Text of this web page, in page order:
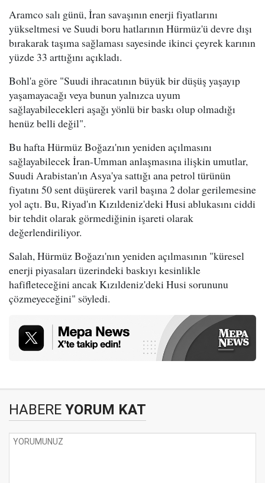
Aramco salı günü, İran savaşının enerji fiyatlarını
yükseltmesi ve Suudi boru hatlarının Hürmüz'ü devre dışı
bırakarak taşıma sağlaması sayesinde ikinci çeyrek karının
yüzde 33 arttığını açıkladı.
Bohl'a göre "Suudi ihracatının büyük bir düşüş yaşayıp
yaşamayacağı veya bunun yalnızca uyum
sağlayabilecekleri aşağı yönlü bir baskı olup olmadığı
henüz belli değil".
Bu hafta Hürmüz Boğazı'nın yeniden açılmasını
sağlayabilecek İran-Umman anlaşmasına ilişkin umutlar,
Suudi Arabistan'ın Asya'ya sattığı ana petrol türünün
fiyatını 50 sent düşürerek varil başına 2 dolar gerilemesine
yol açtı. Bu, Riyad'ın Kızıldeniz'deki Husi ablukasını ciddi
bir tehdit olarak görmediğinin işareti olarak
değerlendiriliyor.
Salah, Hürmüz Boğazı'nın yeniden açılmasının "küresel
enerji piyasaları üzerindeki baskıyı kesinlikle
hafifleteceğini ancak Kızıldeniz'deki Husi sorununu
çözmeyeceğini" söyledi.
HABERE YORUM KAT